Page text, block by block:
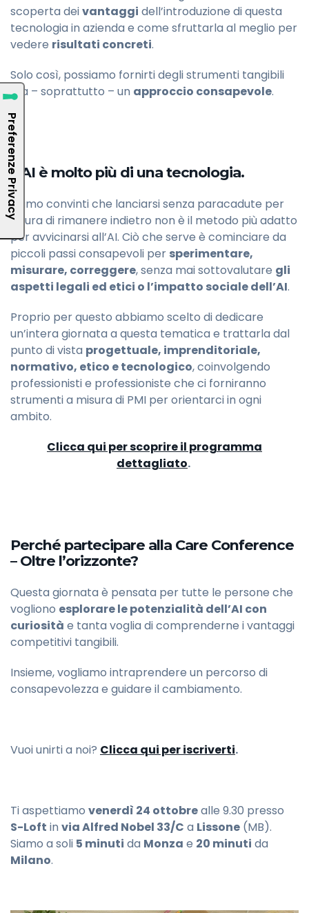
scoperta deivantaggi dell’introduzione di questa
tecnologia in azienda e come sfruttarla al meglio per
vedere risultati concreti.
Solo così, possiamo fornirti degli strumenti tangibili
ma – soprattutto – un approccio consapevole.
L’AI è molto più di una tecnologia.
Siamo convinti che lanciarsi senza paracadute per
paura di rimanere indietro non è il metodo più adatto
per avvicinarsi all’AI. Ciò che serve è cominciare da
piccoli passi consapevoli per sperimentare,
misurare, correggere, senza mai sottovalutare gli
aspetti legali ed etici o l’impatto sociale dell’AI.
Proprio per questo abbiamo scelto di dedicare
un’intera giornata a questa tematica e trattarla dal
punto di vista progettuale, imprenditoriale,
normativo, etico e tecnologico, coinvolgendo
professionisti e professioniste che ci forniranno
strumenti a misura di PMI per orientarci in ogni
ambito.
Clicca qui per scoprire il programma
dettagliato.
Perché partecipare alla Care Conference
– Oltre l’orizzonte?
Questa giornata è pensata per tutte le persone che
vogliono esplorare le potenzialità dell’AI con
curiosità e tanta voglia di comprenderne i vantaggi
competitivi tangibili.
Insieme, vogliamo intraprendere un percorso di
consapevolezza e guidare il cambiamento.
Vuoi unirti a noi? Clicca qui per iscriverti.
Ti aspettiamo venerdì 24 ottobrealle 9.30 presso
S-Loft in via Alfred Nobel 33/C a Lissone (MB).
Siamo a soli 5 minuti da Monza e 20 minuti da
Milano.